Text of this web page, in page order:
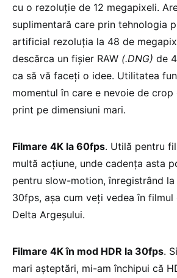
cu o rezoluție de 12 megapixeli.
suplimentară care prin tehnologia
artificial rezoluția la 48 de
descărca un fișier RAW (.DNG) de
ca să vă faceți o idee. Utilitatea
momentul în care e nevoie de crop
print pe dimensiuni mari.
Filmare 4K la 60fps. Utilă pentru
multă acțiune, unde cadența asta
pentru slow-motion, înregistrând
30fps, așa cum veți vedea în filmul
Delta Argeșului.
Filmare 4K în mod HDR la 30fps.
mari așteptări, mi-am închipui că